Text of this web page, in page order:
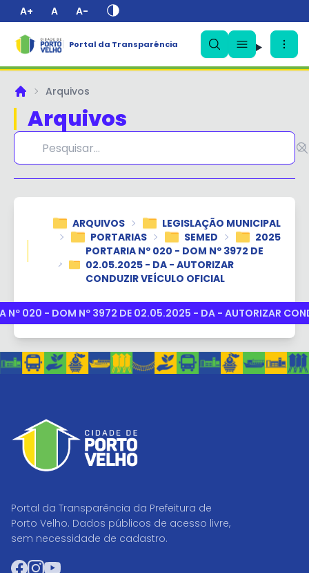
A+ A A-
Portal da Transparência
PrincipalArquivos
Arquivos
ARQUIVOS
LEGISLAÇÃO MUNICIPAL
PORTARIAS
SEMED
2025
PORTARIA Nº 020 - DOM Nº 3972 DE
02.05.2025 - DA - AUTORIZAR
CONDUZIR VEÍCULO OFICIAL
Nº 020 - DOM Nº 3972 DE 02.05.2025 - DA - AUTORIZAR
Portal da Transparência da Prefeitura de
Porto Velho. Dados públicos de acesso livre,
sem necessidade de cadastro.
Facebook
Instagram
YouTube
✕